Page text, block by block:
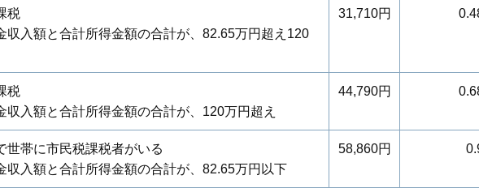
税
収入額と合計所得金額の合計が、82.65万円超え120
31,710円
税
収入額と合計所得金額の合計が、120万円超え
44,790円
世帯に市民税課税者がいる
収入額と合計所得金額の合計が、82.65万円以下
58,860円